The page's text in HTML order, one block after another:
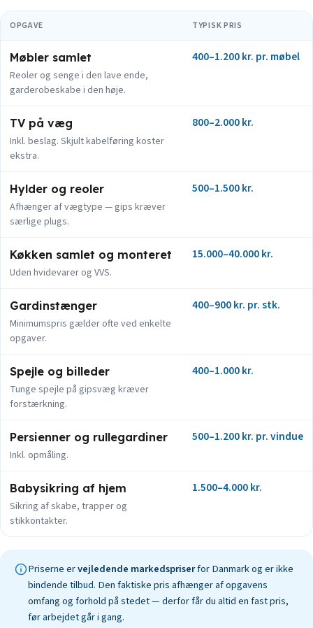
OPGAVE TYPISK PRIS
Møbler samlet
Reoler og senge i den lave ende,
garderobeskabe i den høje.
400–1.200 kr. pr. møbel
TV på væg
Inkl. beslag. Skjult kabelføring koster
ekstra.
800–2.000 kr.
Hylder og reoler
Afhænger af vægtype — gips kræver
særlige plugs.
500–1.500 kr.
Køkken samlet og monteret
Uden hvidevarer og VVS.
15.000–40.000 kr.
Gardinstænger
Minimumspris gælder ofte ved enkelte
opgaver.
400–900 kr. pr. stk.
Spejle og billeder
Tunge spejle på gipsvæg kræver
forstærkning.
400–1.000 kr.
Persienner og rullegardiner
Inkl. opmåling.
500–1.200 kr. pr. vindue
Babysikring af hjem
Sikring af skabe, trapper og
stikkontakter.
1.500–4.000 kr.
Priserne ervejledende markedspriserfor Danmark og er ikke
bindende tilbud. Den faktiske pris afhænger af opgavens
omfang og forhold på stedet — derfor får du altid en fast pris,
før arbejdet går i gang.